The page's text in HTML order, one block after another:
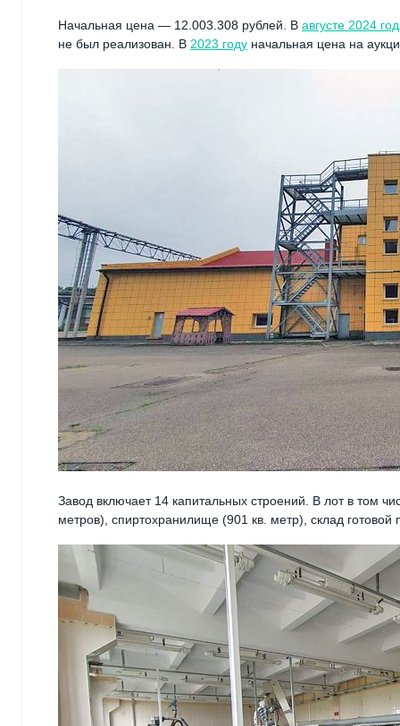
Начальная цена — 12.003.308 рублей. В августе 2024
не был реализован. В 2023 году начальная цена на
Завод включает 14 капитальных строений. В лот в том
метров), спиртохранилище (901 кв. метр), склад готовой